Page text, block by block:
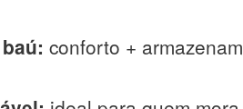
conforto +